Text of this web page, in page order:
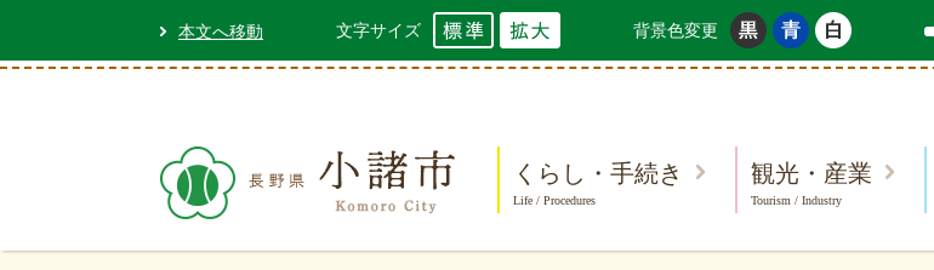
本文へ移動 文字サイズ 背景色変更
くらし・手続き
Life / Procedures
観光・産業
Tourism / Industry